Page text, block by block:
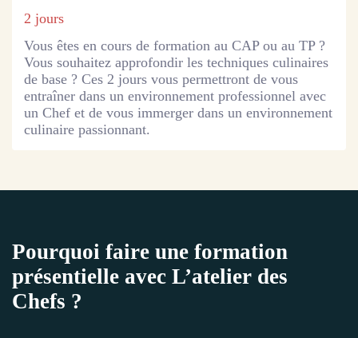
2 jours
Vous êtes en cours de formation au CAP ou au TP ?
Vous souhaitez approfondir les techniques culinaires
de base ? Ces 2 jours vous permettront de vous
entraîner dans un environnement professionnel avec
un Chef et de vous immerger dans un environnement
culinaire passionnant.
Pourquoi faire une formation
présentielle avec L’atelier des
Chefs ?